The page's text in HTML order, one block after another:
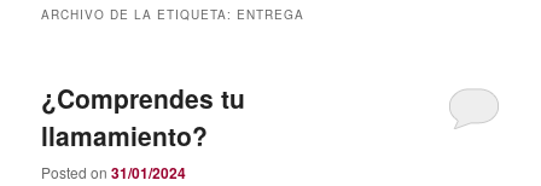
ARCHIVO DE LA ETIQUETA: ENTREGA
¿Comprendes tu
llamamiento?
Posted on31/01/2024